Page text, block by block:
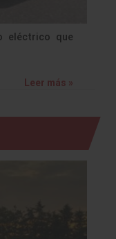
eléctrico que
Leer más »